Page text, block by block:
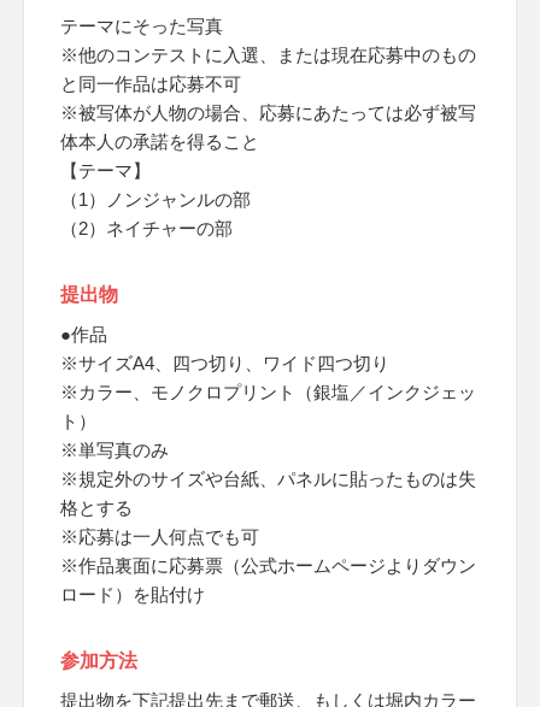
テーマにそった写真
※他のコンテストに入選、または現在応募中のもの
と同一作品は応募不可
※被写体が人物の場合、応募にあたっては必ず被写
体本人の承諾を得ること
【テーマ】
（1）ノンジャンルの部
（2）ネイチャーの部
提出物
●作品
※サイズA4、四つ切り、ワイド四つ切り
※カラー、モノクロプリント（銀塩／インクジェッ
ト）
※単写真のみ
※規定外のサイズや台紙、パネルに貼ったものは失
格とする
※応募は一人何点でも可
※作品裏面に応募票（公式ホームページよりダウン
ロード）を貼付け
参加方法
提出物を下記提出先まで郵送、もしくは堀内カラー